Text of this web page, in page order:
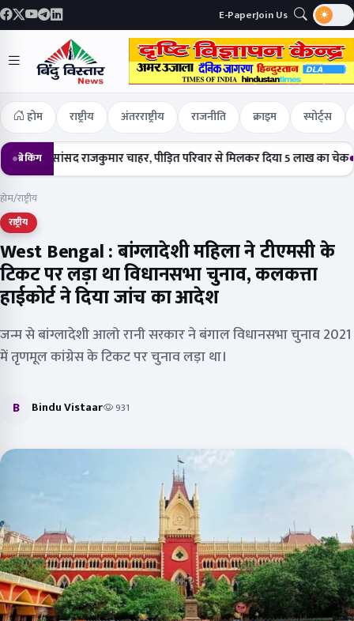
E-PaperJoin Us
होम राष्ट्रीय अंतरराष्ट्रीय राजनीति क्राइम स्पोर्ट्स
ब्रेकिंग
सांसद राजकुमार चाहर, पीड़ित परिवार से मिलकर दिया 5 लाख का चेक
होम/राष्ट्रीय
राष्ट्रीय
West Bengal : बांग्लादेशी महिला ने टीएमसी के
टिकट पर लड़ा था विधानसभा चुनाव, कलकत्ता
हाईकोर्ट ने दिया जांच का आदेश
जन्म से बांग्लादेशी आलो रानी सरकार ने बंगाल विधानसभा चुनाव 2021
में तृणमूल कांग्रेस के टिकट पर चुनाव लड़ा था।
B Bindu Vistaar 931